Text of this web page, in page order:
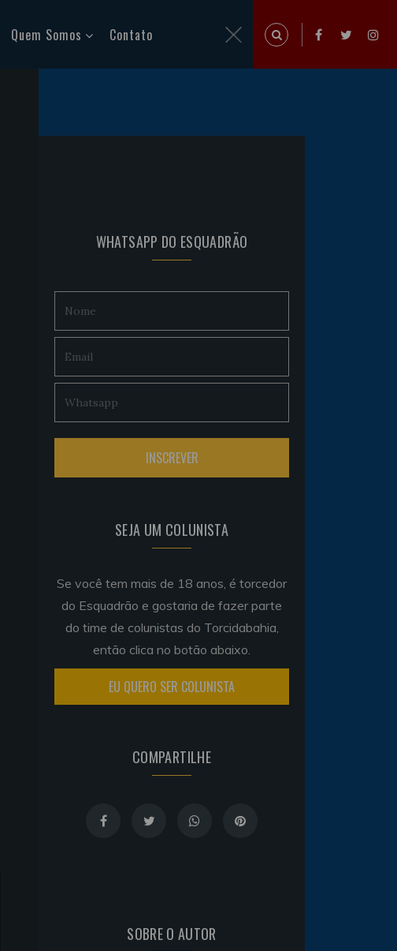
Quem Somos Contato
WHATSAPP DO ESQUADRÃO
SEJA UM COLUNISTA
Se você tem mais de 18 anos, é torcedor
do Esquadrão e gostaria de fazer parte
do time de colunistas do Torcidabahia,
então clica no botão abaixo.
EU QUERO SER COLUNISTA
COMPARTILHE
SOBRE O AUTOR